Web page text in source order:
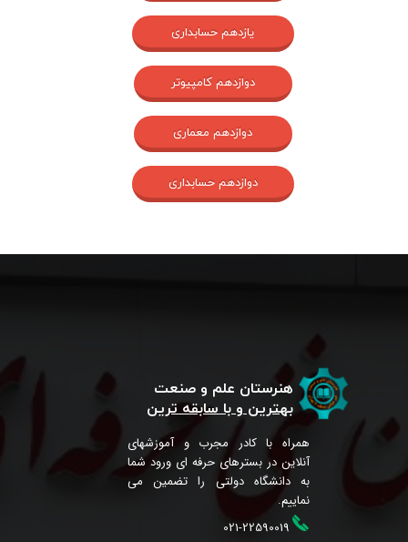
یازدهم حسابداری
دوازدهم کامپیوتر
دوازدهم معماری
دوازدهم حسابداری
هنرستان علم و صنعت
بهترین و با سابقه ترین
همراه با کادر مجرب و آموزشهای
آنلاین در بسترهای حرفه ای ورود شما
به دانشگاه دولتی را تضمین می
نماییم.
021-22590019